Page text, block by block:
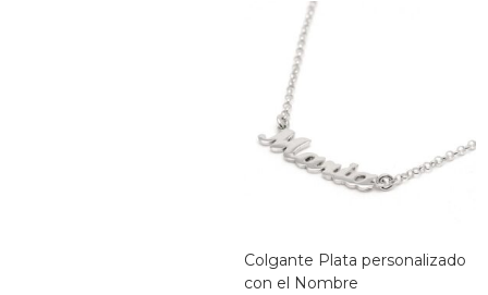
Colgante Plata personalizado
con el Nombre